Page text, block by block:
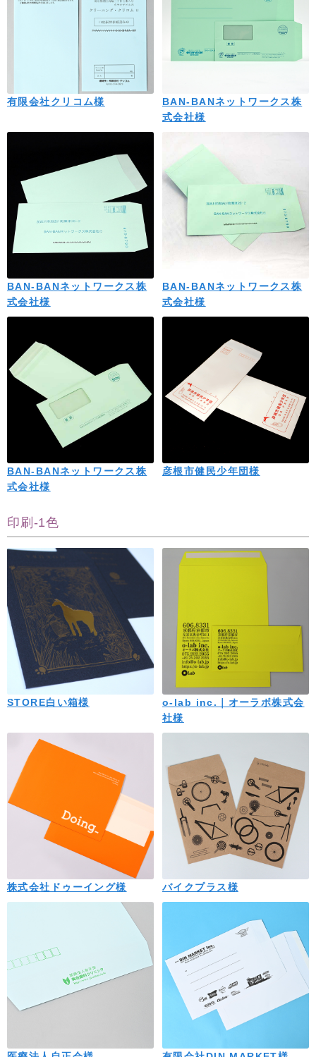
有限会社クリコム様
BAN-BANネットワークス株
式会社様
BAN-BANネットワークス株
式会社様
BAN-BANネットワークス株
式会社様
BAN-BANネットワークス株
式会社様
彦根市健民少年団様
印刷-1色
STORE白い箱様
o-lab inc.｜オーラボ株式会
社様
株式会社ドゥーイング様 バイクプラス様